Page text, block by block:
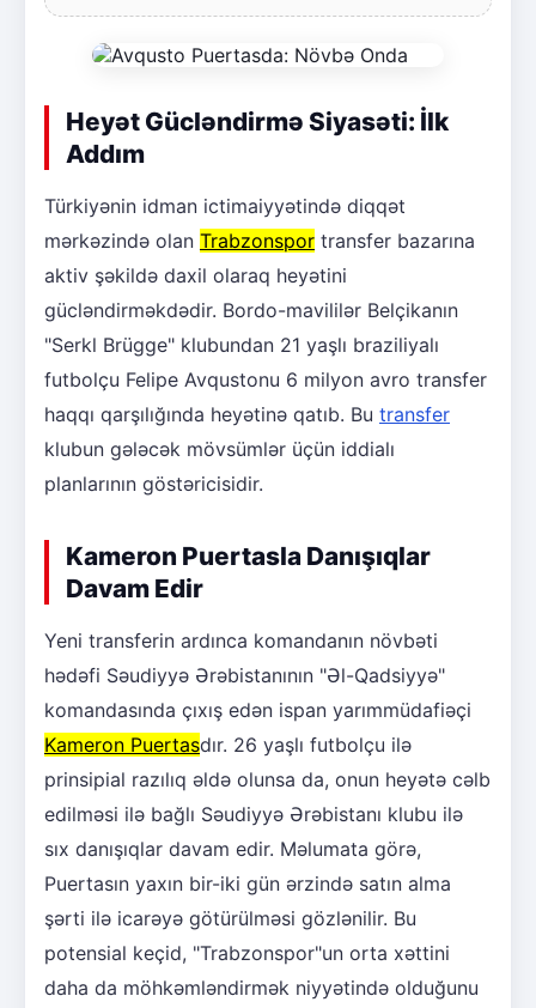
Heyət Gücləndirmə Siyasəti: İlk
Addım
Türkiyənin idman ictimaiyyətində diqqət
mərkəzində olan Trabzonspor transfer bazarına
aktiv şəkildə daxil olaraq heyətini
gücləndirməkdədir. Bordo-mavililər Belçikanın
"Serkl Brügge" klubundan 21 yaşlı braziliyalı
futbolçu Felipe Avqustonu 6 milyon avro transfer
haqqı qarşılığında heyətinə qatıb. Bu transfer
klubun gələcək mövsümlər üçün iddialı
planlarının göstəricisidir.
Kameron Puertasla Danışıqlar
Davam Edir
Yeni transferin ardınca komandanın növbəti
hədəfi Səudiyyə Ərəbistanının "Əl-Qadsiyyə"
komandasında çıxış edən ispan yarımmüdafiəçi
Kameron Puertasdır. 26 yaşlı futbolçu ilə
prinsipial razılıq əldə olunsa da, onun heyətə cəlb
edilməsi ilə bağlı Səudiyyə Ərəbistanı klubu ilə
sıx danışıqlar davam edir. Məlumata görə,
Puertasın yaxın bir-iki gün ərzində satın alma
şərti ilə icarəyə götürülməsi gözlənilir. Bu
potensial keçid, "Trabzonspor"un orta xəttini
daha da möhkəmləndirmək niyyətində olduğunu